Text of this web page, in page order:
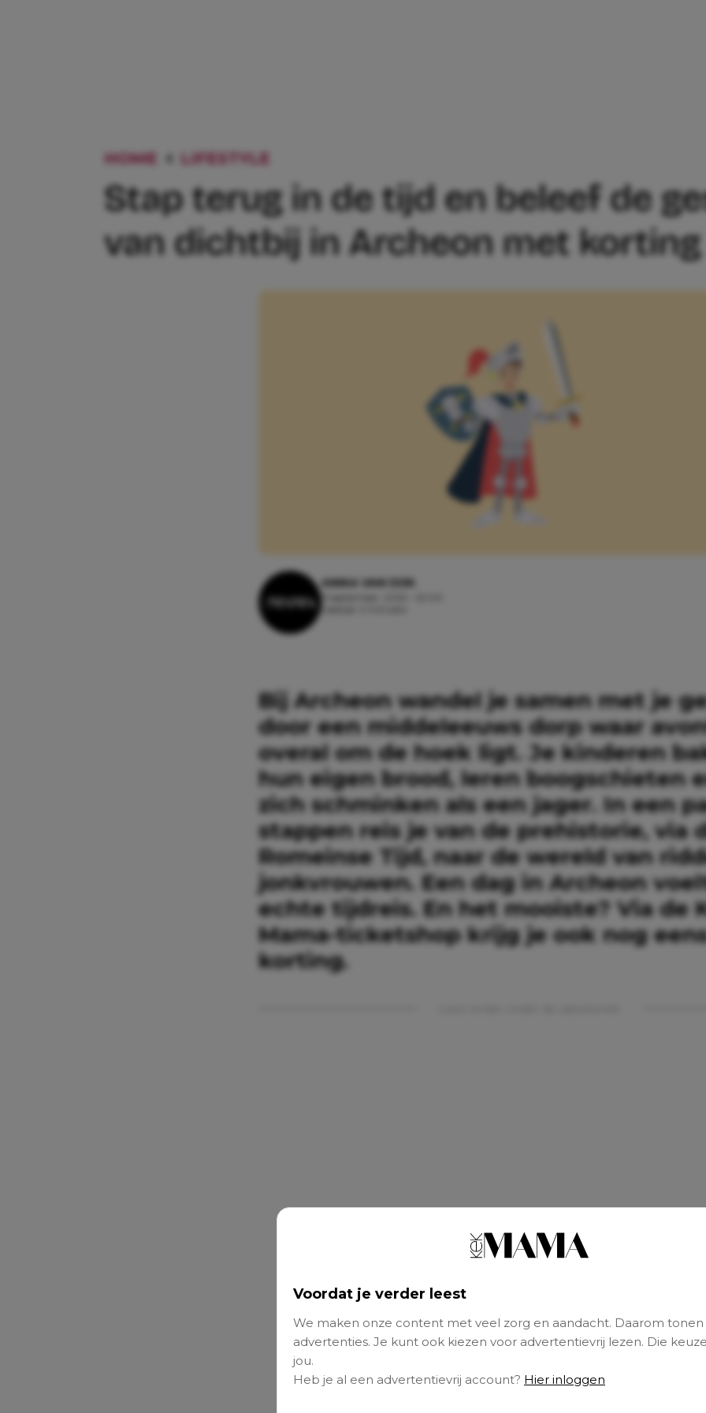
Voordat je verder leest
We maken onze content met veel zorg en aandacht. Daarom
advertenties. Je kunt ook kiezen voor advertentievrij lezen. Die
jou.
Heb je al een advertentievrij account? Hier inloggen
HOME LIFESTYLE
Stap terug in de tijd en beleef de
van dichtbij in Archeon met korting
ANIKA VAN DIJK
Bij Archeon wandel je samen met je
door een middeleeuws dorp waar
overal om de hoek ligt. Je kinderen
hun eigen brood, leren boogschieten
zich schminken als een jager. In een
stappen reis je van de prehistorie, via
Romeinse Tijd, naar de wereld van
jonkvrouwen. Een dag in Archeon
echte tijdreis. En het mooiste? Via de
Mama-ticketshop krijg je ook nog
korting.